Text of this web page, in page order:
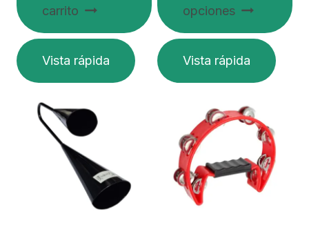
carrito
Vista rápida
opciones
Este
producto
tiene
variantes.
opciones
pueden
Vista rápida